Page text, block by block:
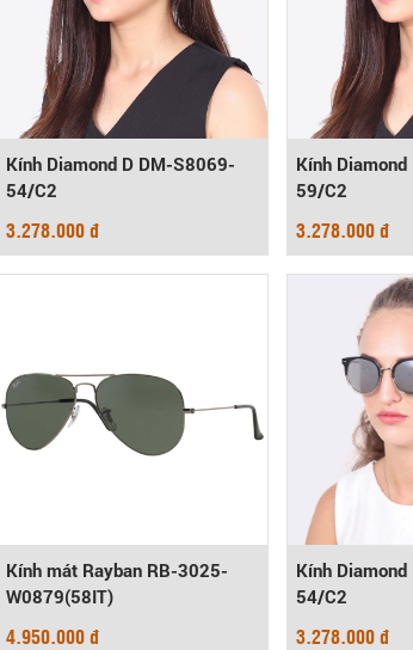
Kính Diamond D DM-S8069-
54/C2
3.278.000 đ
Kính
59/C2
3.278.000 đ
Kính mát Rayban RB-3025-
W0879(58IT)
4.950.000 đ
Kính
54/C2
3.278.000 đ